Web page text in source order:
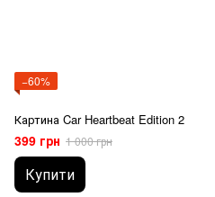
−60%
Картина Car Heartbeat Edition 2
399 грн 1 000 грн
Купити